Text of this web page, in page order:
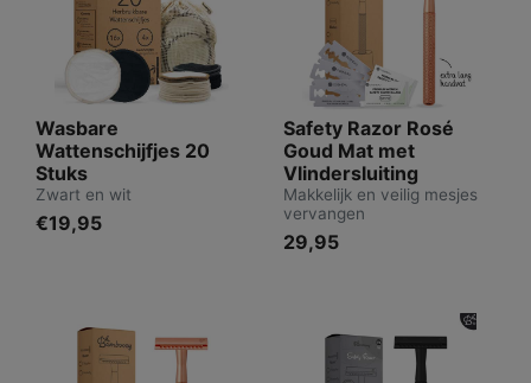
Wasbare
Wattenschijfjes 20
Stuks
Zwart en wit
€19,95
Safety Razor Rosé
Goud Mat met
Vlindersluiting
Makkelijk en veilig mesjes
vervangen
29,95